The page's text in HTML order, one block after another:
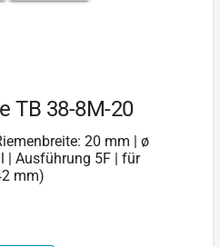
TB 38-8M-20
20 mm | ø
| Ausführung 5F | für
mm)